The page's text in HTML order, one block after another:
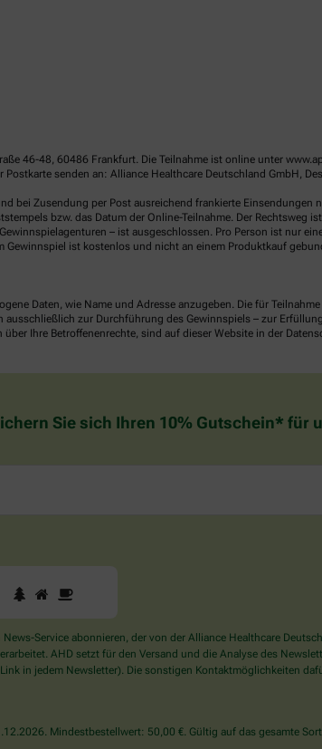
46-48, 60486 Frankfurt. Die Teilnahme ist online unter
senden an: Alliance Healthcare Deutschland GmbH,
bei Zusendung per Post ausreichend frankierte Einsendungen
bzw. das Datum der Online-Teilnahme. Der
– ist ausgeschlossen. Pro Person ist nur
ist kostenlos und nicht an einem Produktkauf
Daten, wie Name und Adresse anzugeben. Die für
zur Durchführung des Gewinnspiels – zur
Ihre Betroffenenrechte, sind auf dieser Website in der
Sie sich Ihren 10% Gutschein* für
Sind
Sie
Mensch?
Dann
wählen
Haus.
1 2
Service abonnieren, der von der Alliance Healthcare
AHD setzt für den Versand und die Analyse des
in jedem Newsletter). Die sonstigen Kontaktmöglichkeiten
Mindestbestellwert: 50,00 €. Gültig auf das gesamte